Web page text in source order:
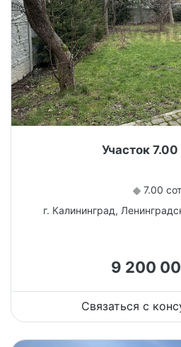
Участок 7.00
7.00
г. Калининград,
9 200
Связаться с